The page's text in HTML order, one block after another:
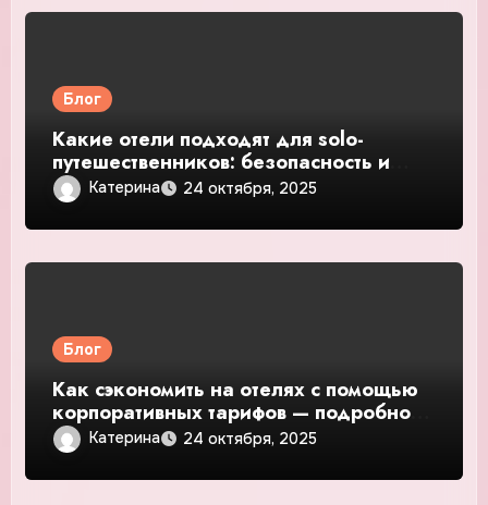
Блог
Какие отели подходят для solo-
путешественников: безопасность и
общение — подробное руководство и
обзор
Катерина 24 октября, 2025
Блог
Как сэкономить на отелях с помощью
корпоративных тарифов — подробное
руководство и обзор
Катерина 24 октября, 2025